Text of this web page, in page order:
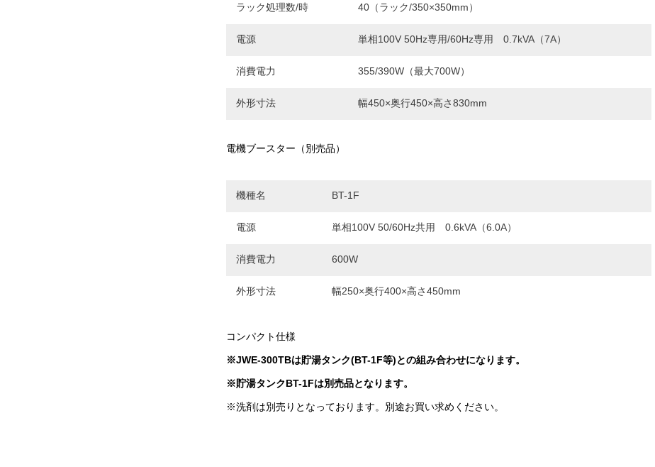
ラック処理数/時 40（ラック/350×350mm）
電源 単相100V 50Hz専用/60Hz専用 0.7kVA（7A）
消費電力 355/390W（最大700W）
外形寸法 幅450×奥行450×高さ830mm
電機ブースター（別売品）
機種名 BT-1F
電源 単相100V 50/60Hz共用 0.6kVA（6.0A）
消費電力 600W
外形寸法 幅250×奥行400×高さ450mm
コンパクト仕様
※JWE-300TBは貯湯タンク(BT-1F等)との組み合わせになります。
※貯湯タンクBT-1Fは別売品となります。
※洗剤は別売りとなっております。別途お買い求めください。